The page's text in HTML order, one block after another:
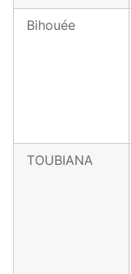
Bihouée
TOUBIANA